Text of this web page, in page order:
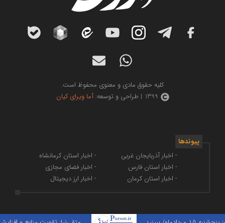
کلیه حقوق مادی و معنوی محفوظ است.
1399 | طراحی و توسعه:
آما ویرای کیان
پیوندها
- اخبار آذربایجان غربی
- اخبار استان فارس
- اخبار استان کرمان
- اخبار استان کرمانشاه
- اخبار فضای مجازی
- اخبار ارز دیجیتال